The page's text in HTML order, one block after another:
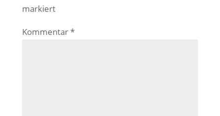
markiert
Kommentar*